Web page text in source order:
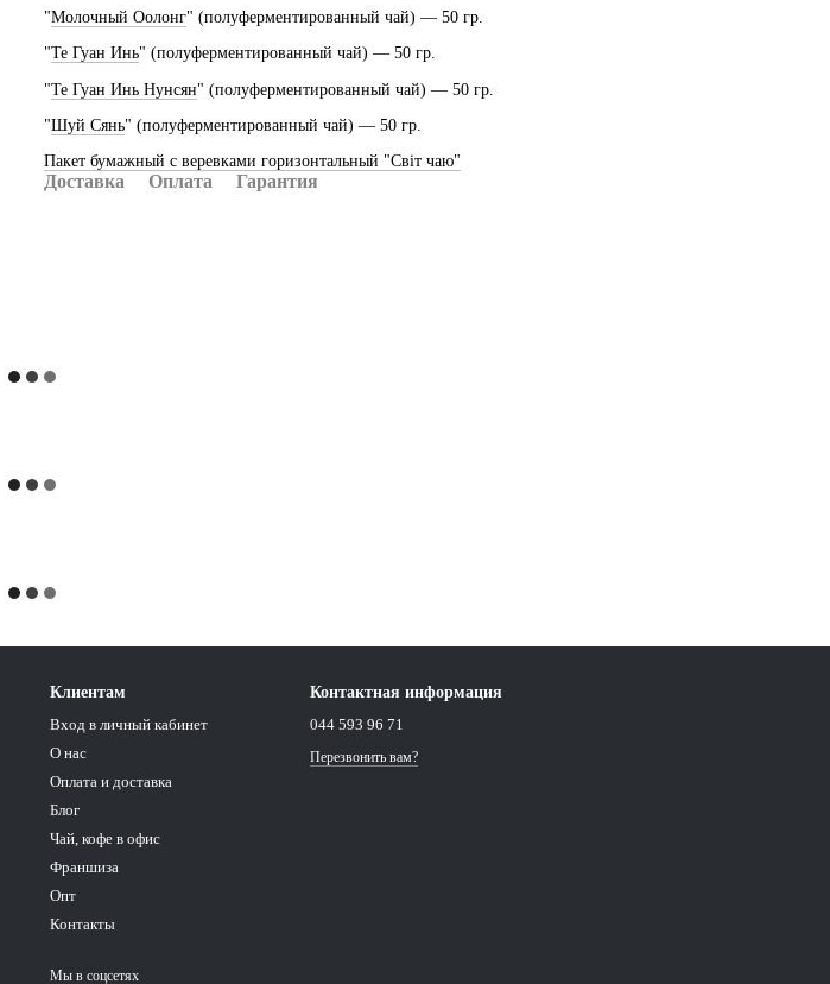
"Молочный Оолонг" (полуферментированный чай) ― 50 гр.
"Те Гуан Инь" (полуферментированный чай) ― 50 гр.
"Те Гуан Инь Нунсян" (полуферментированный чай) ― 50 гр.
"Шуй Сянь" (полуферментированный чай) ― 50 гр.
Пакет бумажный с веревками горизонтальный "Світ чаю"
Доставка Оплата Гарантия
Клиентам
Вход в личный кабинет
О нас
Оплата и доставка
Блог
Чай, кофе в офис
Франшиза
Опт
Контакты
Мы в соцсетях
Контактная информация
044 593 96 71
Перезвонить вам?